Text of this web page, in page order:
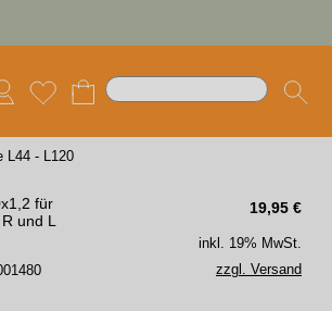
L44 - L120
19,95 €
für
und L
inkl. 19% MwSt.
zzgl. Versand